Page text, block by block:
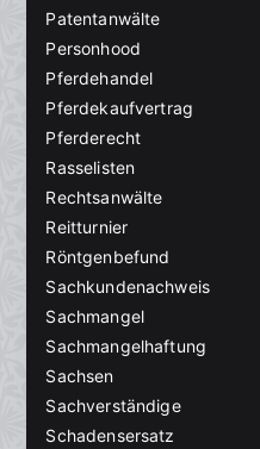
Patentanwälte
Personhood
Pferdehandel
Pferdekaufvertrag
Pferderecht
Rasselisten
Rechtsanwälte
Reitturnier
Röntgenbefund
Sachkundenachweis
Sachmangel
Sachmangelhaftung
Sachsen
Sachverständige
Schadensersatz